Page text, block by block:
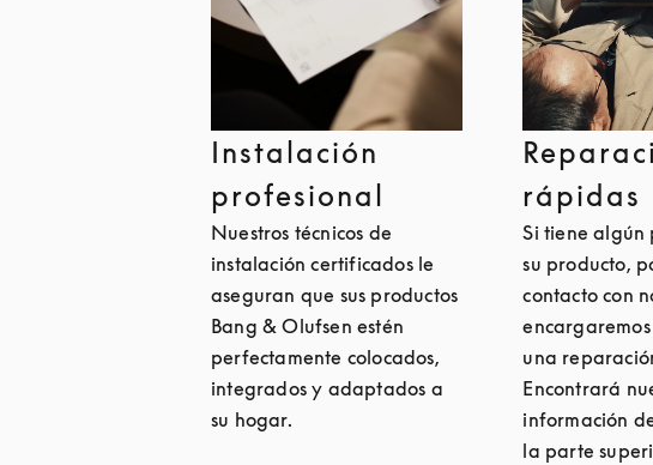
Instalación
profesional
Nuestros técnicos de
instalación certificados le
aseguran que sus productos
Bang & Olufsen estén
perfectamente colocados,
integrados y adaptados a
su hogar.
rápidas
Si tiene algún
su producto,
contacto con
una
Encontrará
información
la parte